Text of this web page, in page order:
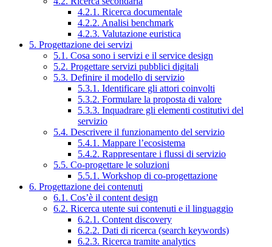
4.2.1. Ricerca documentale
4.2.2. Analisi benchmark
4.2.3. Valutazione euristica
5. Progettazione dei servizi
5.1. Cosa sono i servizi e il service design
5.2. Progettare servizi pubblici digitali
5.3. Definire il modello di servizio
5.3.1. Identificare gli attori coinvolti
5.3.2. Formulare la proposta di valore
5.3.3. Inquadrare gli elementi costitutivi del
servizio
5.4. Descrivere il funzionamento del servizio
5.4.1. Mappare l’ecosistema
5.4.2. Rappresentare i flussi di servizio
5.5. Co-progettare le soluzioni
5.5.1. Workshop di co-progettazione
6. Progettazione dei contenuti
6.1. Cos’è il content design
6.2. Ricerca utente sui contenuti e il linguaggio
6.2.1. Content discovery
6.2.2. Dati di ricerca (search keywords)
6.2.3. Ricerca tramite analytics